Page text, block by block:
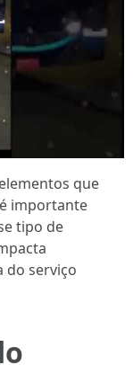
que
importante
tipo de
do serviço